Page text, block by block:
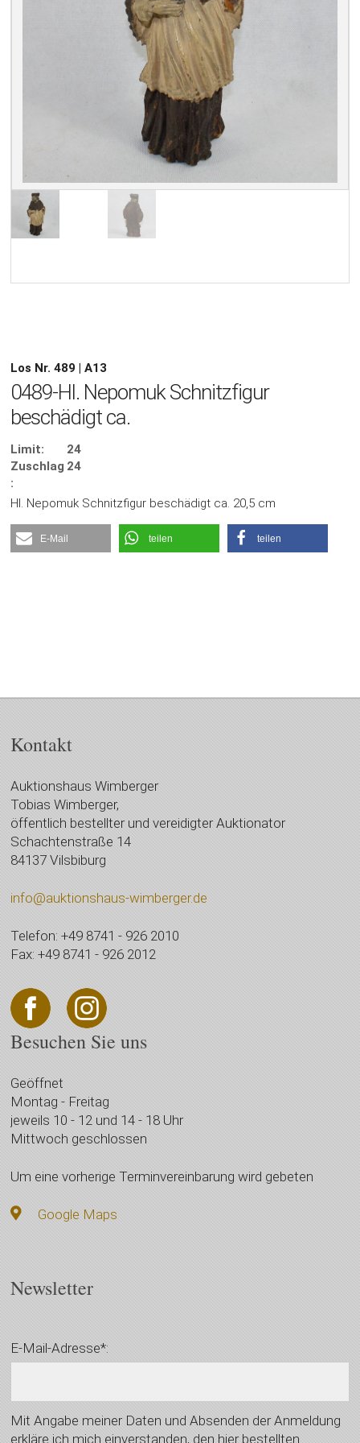
Los Nr. 489 | A13
0489-Hl. Nepomuk Schnitzfigur
beschädigt ca.
Limit:
24
Zuschlag
:
24
Hl. Nepomuk Schnitzfigur beschädigt ca. 20,5 cm
E-Mail teilen teilen
Kontakt
Auktionshaus Wimberger
Tobias Wimberger,
öffentlich bestellter und vereidigter Auktionator
Schachtenstraße 14
84137 Vilsbiburg
info@auktionshaus-wimberger.de
Telefon: +49 8741 - 926 2010
Fax: +49 8741 - 926 2012
Besuchen Sie uns
Geöffnet
Montag - Freitag
jeweils 10 - 12 und 14 - 18 Uhr
Mittwoch geschlossen
Um eine vorherige Terminvereinbarung wird gebeten
Google Maps
Newsletter
E-Mail-Adresse*:
Mit Angabe meiner Daten und Absenden der Anmeldung
erkläre ich mich einverstanden, den hier bestellten